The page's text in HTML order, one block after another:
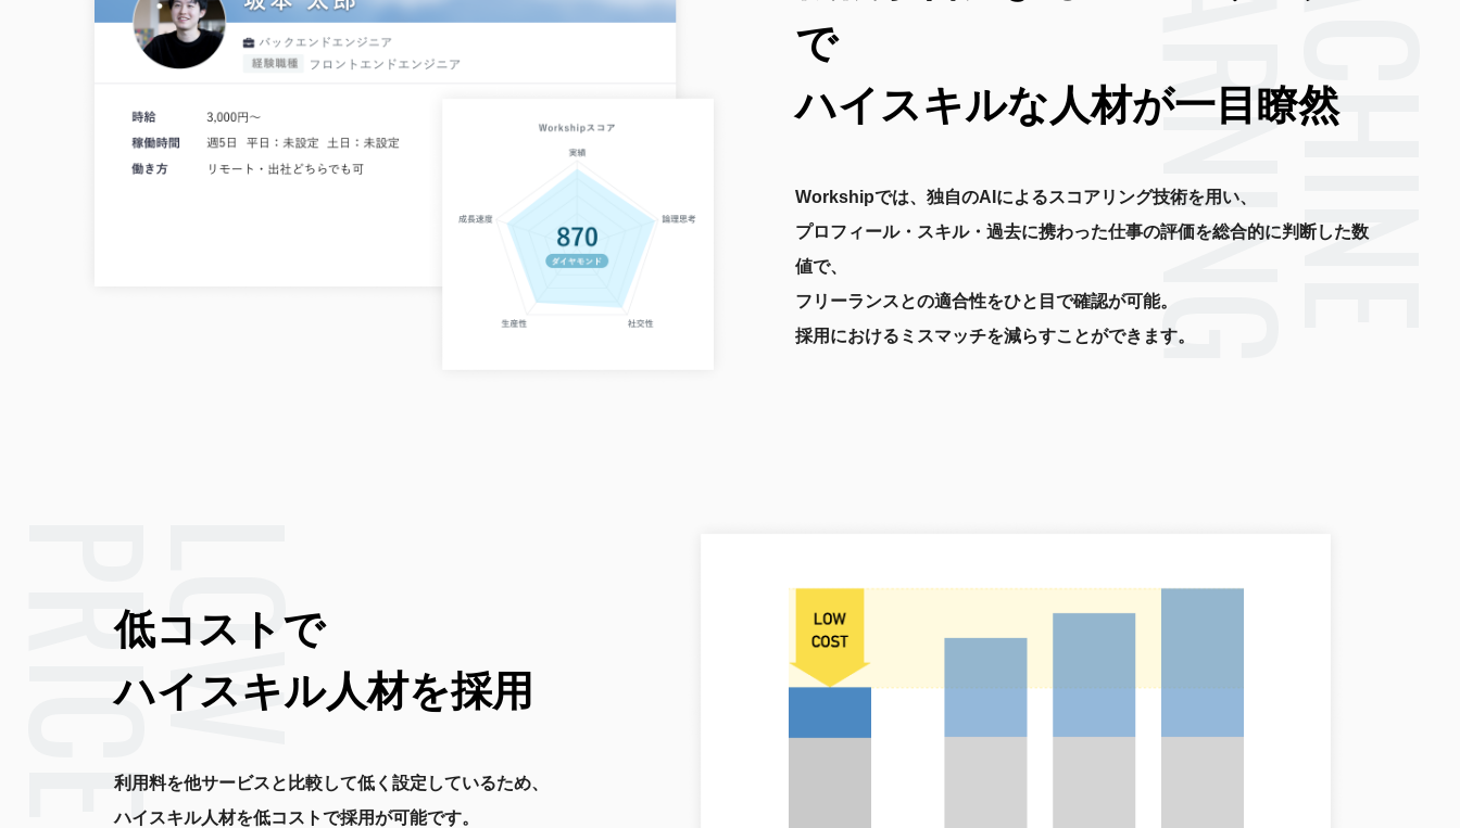
LEARNING
で
ハイスキルな人材が一目瞭然
Workshipでは、独自のAIによるスコアリング技術を用い、
プロフィール・スキル・過去に携わった仕事の評価を総合的に判断した数
値で、
フリーランスとの適合性をひと目で確認が可能。
採用におけるミスマッチを減らすことができます。
LOW
低コストで
ハイスキル人材を採用
利用料を他サービスと比較して低く設定しているため、
ハイスキル人材を低コストで採用が可能です。